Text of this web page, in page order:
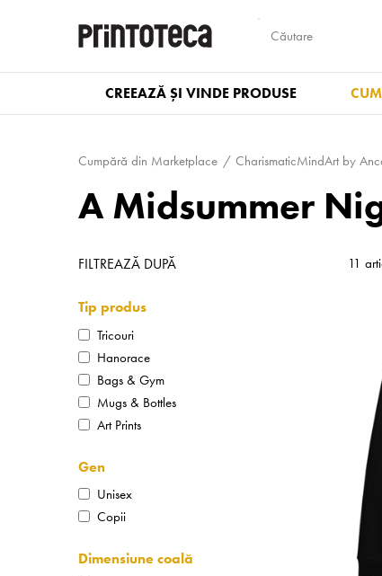
CREEAZĂ ȘI VINDE PRODUSE
Cumpără din Marketplace Charis­ma­tic­MindArt by
A Midsummer
FILTREAZĂ DUPĂ
Tip produs
Tricouri
Hanorace
Bags & Gym
Mugs & Bottles
Art Prints
Gen
Unisex
Copii
Dimensiune coală
11